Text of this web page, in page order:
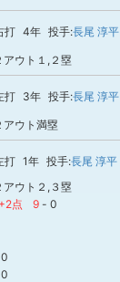
打 4年 投手:長尾 淳平
アウト１,２塁
打 3年 投手:長尾 淳平
アウト満塁
打 1年 投手:長尾 淳平
アウト２,３塁
+2点
9 - 0